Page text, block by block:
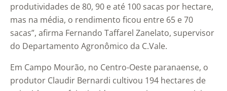
produtividades de 80, 90 e até 100 sacas por hectare,
mas na média, o rendimento ficou entre 65 e 70
sacas”, afirma Fernando Taffarel Zanelato, supervisor
do Departamento Agronômico da C.Vale.
Em Campo Mourão, no Centro-Oeste paranaense, o
produtor Claudir Bernardi cultivou 194 hectares de